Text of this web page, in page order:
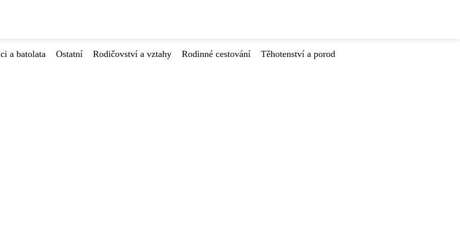
a batolata Ostatní Rodičovství a vztahy Rodinné cestování Těhotenství a porod